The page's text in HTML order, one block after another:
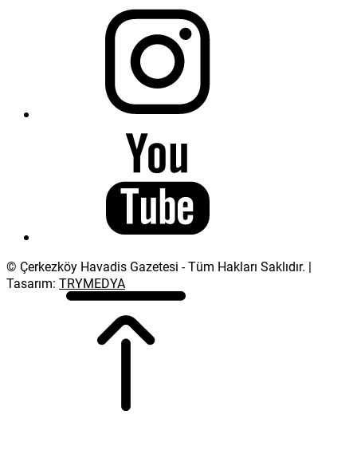
© Çerkezköy Havadis Gazetesi - Tüm Hakları Saklıdır. |
Tasarım: TRYMEDYA